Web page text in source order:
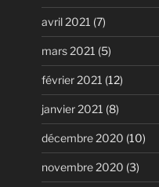
avril 2021 (7)
mars 2021 (5)
février 2021 (12)
janvier 2021 (8)
décembre 2020 (10)
novembre 2020 (3)